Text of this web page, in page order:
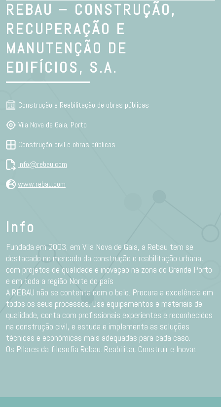
REBAU – CONSTRUÇÃO,
RECUPERAÇÃO E
MANUTENÇÃO DE
EDIFÍCIOS, S.A.
Construção e Reabilitação de obras públicas
Vila Nova de Gaia, Porto
Construção civil e obras públicas
info@rebau.com
www.rebau.com
Info
Fundada em 2003, em Vila Nova de Gaia, a Rebau tem se
destacado no mercado da construção e reabilitação urbana,
com projetos de qualidade e inovação na zona do Grande Porto
e em toda a região Norte do país
A REBAU não se contenta com o belo. Procura a excelência em
todos os seus processos. Usa equipamentos e materiais de
qualidade, conta com profissionais experientes e reconhecidos
na construção civil, e estuda e implementa as soluções
técnicas e económicas mais adequadas para cada caso.
Os Pilares da filosofia Rebau: Reabilitar, Construir e Inovar.